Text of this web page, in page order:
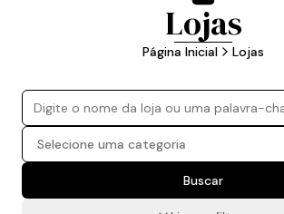
Lojas
Página Inicial Lojas
Selecione uma categoria
Buscar